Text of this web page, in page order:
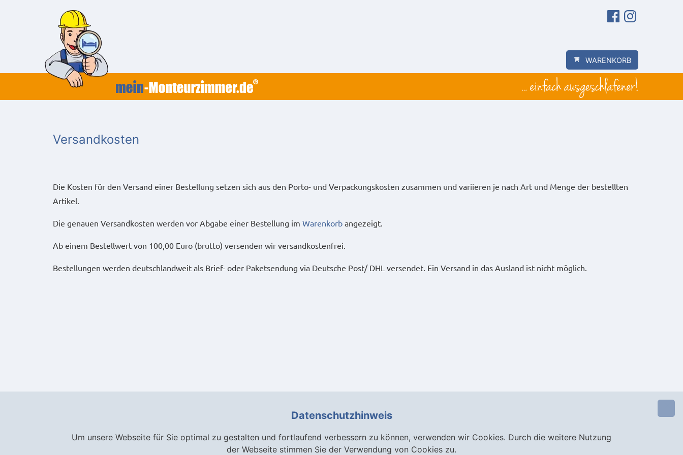
FacebookInstagram
WARENKORB
Versandkosten
Die Kosten für den Versand einer Bestellung setzen sich aus den Porto- und Verpackungskosten zusammen und variieren je nach Art und Menge der bestellten
Artikel.
Die genauen Versandkosten werden vor Abgabe einer Bestellung im Warenkorb angezeigt.
Ab einem Bestellwert von 100,00 Euro (brutto) versenden wir versandkostenfrei.
Bestellungen werden deutschlandweit als Brief- oder Paketsendung via Deutsche Post/ DHL versendet. Ein Versand in das Ausland ist nicht möglich.
AGB
Datenschutzhinweis
Um unsere Webseite für Sie optimal zu gestalten und fortlaufend verbessern zu können, verwenden wir Cookies. Durch die weitere Nutzung
der Webseite stimmen Sie der Verwendung von Cookies zu.